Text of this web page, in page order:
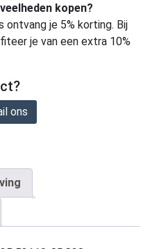
kopen?
ontvang je 5% korting. Bij
je van een extra 10%
ons